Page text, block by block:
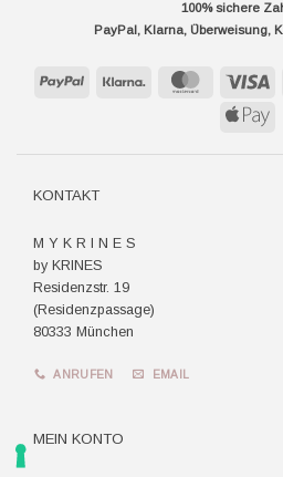
100% sichere
PayPal, Klarna, Überweisung,
PayPal Klarna MasterCard
KONTAKT
M Y K R I N E S
by KRINES
Residenzstr. 19
(Residenzpassage)
80333 München
ANRUFEN EMAIL
MEIN KONTO